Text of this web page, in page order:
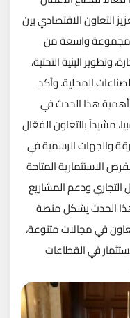
التعاون الاقتصادي بين
مجموعة واسعة من
وتطوير البنية التحتية،
المحلية. وأكد
أهمية هذا الحدث في
مشيداً بالتعاون الفعّال
والجهات الرسمية في
الاستثمارية المتاحة
التجاري ودعم المشاريع
هذا الحدث يشكل منصة
في مجالات متنوعة،
في القطاعات